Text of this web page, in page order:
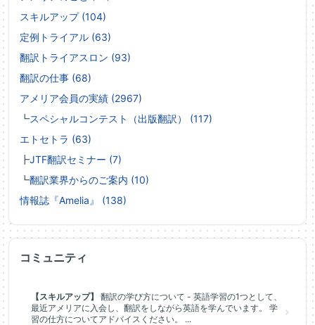
スキルアップ (104)
定例トライアル (63)
翻訳トライアスロン (93)
翻訳の仕事 (68)
アメリア会員の実績 (2967)
┗スペシャルコンテスト（出版翻訳） (117)
エトセトラ (63)
┣JTF翻訳セミナー (7)
┗翻訳業界からのご案内 (10)
情報誌『Amelia』 (138)
コミュニティ
【スキルアップ】
翻訳の学び方について - 英語学習の1つとして、
最近アメリアに入会し、翻訳をしながら英語を学んでいます。 学
習の仕方についてアドバイスください。 ...